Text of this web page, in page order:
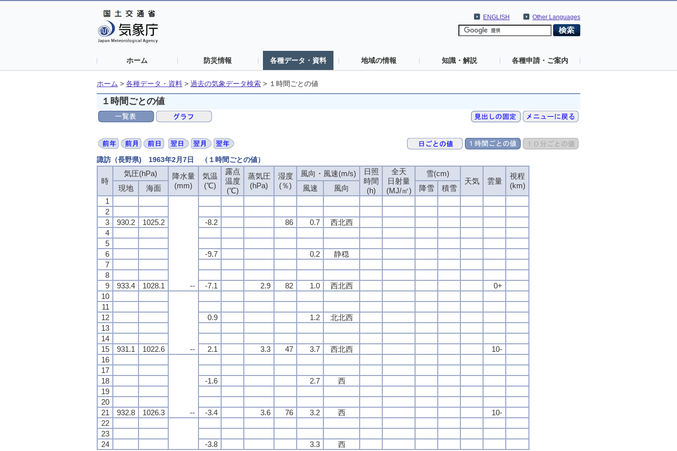
Other Languages
ENGLISH
ホーム 防災情報 各種データ・資料 地域の情報 知識・解説 各種申請・ご案内
ホーム > 各種データ・資料 > 過去の気象データ検索 > １時間ごとの値
１時間ごとの値
諏訪（長野県) 1963年2月7日 （１時間ごとの値）
時
気圧(hPa)
降水量
(mm)
気温
(℃)
露点
温度
(℃)
蒸気圧
(hPa)
湿度
(％)
風向・風速(m/s)
日照
時間
(h)
全天
日射量
(MJ/㎡)
雪(cm)
天気
雲量
視程
(km)
現地 海面 風速 風向 降雪
積雪
1
--
2
3
930.2 1025.2 -8.2 86 0.7
西北西
4
5
6
-9.7 0.2
静穏
7
8
9
933.4 1028.1 -7.1 2.9 82 1.0 西北西
0+
10
--
11
12
0.9 1.2
北北西
13
14
15
931.1 1022.6 2.1 3.3 47 3.7 西北西
10-
16
--
17
18
-1.6 2.7
西
19
20
21
932.8 1026.3 -3.4 3.6 76 3.2 西
10-
22
23
24
-3.8 3.3 西